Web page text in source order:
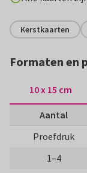
Kerstkaarten
Formaten en
10 x 15 cm
Aantal
Proefdruk
1–4